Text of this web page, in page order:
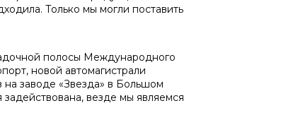
Только мы могли поставить
полосы Международного
новой автомагистрали
на заводе «Звезда» в Большом
везде мы являемся